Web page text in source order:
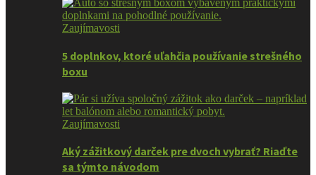
Zaujímavosti
5 doplnkov, ktoré uľahčia používanie strešného
boxu
Zaujímavosti
Aký zážitkový darček pre dvoch vybrať? Riaďte
sa týmto návodom